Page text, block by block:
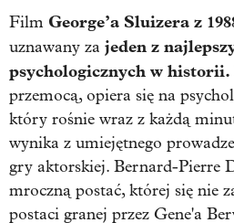
Film George’a Sluizera z
uznawany za jeden z
psychologicznych w historii.
przemocą, opiera się na
który rośnie wraz z każdą
wynika z umiejętnego
gry aktorskiej. Bernard-Pierre
mroczną postać, której się nie
postaci granej przez Gene'a